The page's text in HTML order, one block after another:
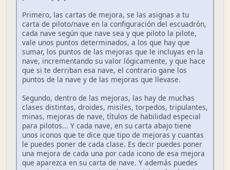
Primero, las cartas de mejora, se las asignas a tu
carta de piloto/nave en la configuración del escuadrón,
cada nave según que nave sea y que piloto la pilote,
vale unos puntos determinados, a los que hay que
sumar, los puntos de las mejoras que le incluyas en la
nave, incrementando su valor lógicamente, y que hace
que si te derriban esa nave, el contrario gane los
puntos de la nave y de las mejoras que llevase.
Segundo, dentro de las mejoras, las hay de muchas
clases distintas, droides, misiles, torpedos, tripulantes,
minas, mejoras de nave, títulos de habilidad especial
para pilotos... Y cada nave, en su carta abajo tiene
unos iconos que te dice que tipo de mejoras y cuantas
le puedes poner de cada clase. Es decir puedes poner
una mejora de cada una por cada icono de esa mejora
que aparezca en su carta de nave. Y además puedes